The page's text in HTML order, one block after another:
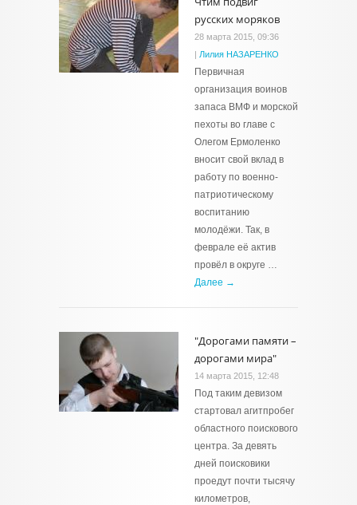
русских моряков
28 марта 2015, 09:36
| Лилия НАЗАРЕНКО
Первичная
организация воинов
запаса ВМФ и морской
пехоты во главе с
Олегом Ермоленко
вносит свой вклад в
работу по военно-
патриотическому
воспитанию
молодёжи. Так, в
феврале её актив
провёл в округе …
Далее →
"Дорогами памяти –
дорогами мира"
14 марта 2015, 12:48
Под таким девизом
стартовал агитпробег
областного поискового
центра. За девять
дней поисковики
проедут почти тысячу
километров,